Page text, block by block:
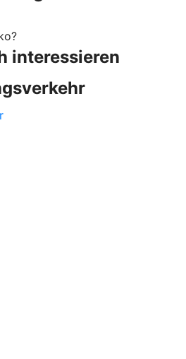
interessieren